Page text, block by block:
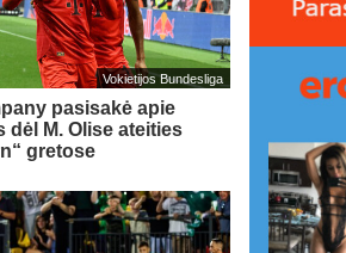
Vokietijos Bundesliga
pasisakė apie
dėl M. Olise ateities
gretose